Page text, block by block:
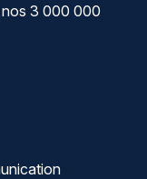
nos 3 000 000